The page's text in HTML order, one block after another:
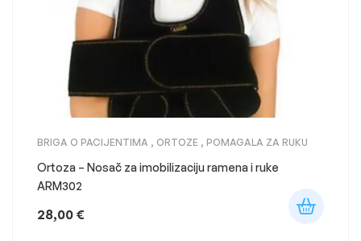
BRIGA O PACIJENTIMA , ORTOZE , POMAGALA ZA RUKU
Ortoza – Nosač za imobilizaciju ramena i ruke
ARM302
28,00 €